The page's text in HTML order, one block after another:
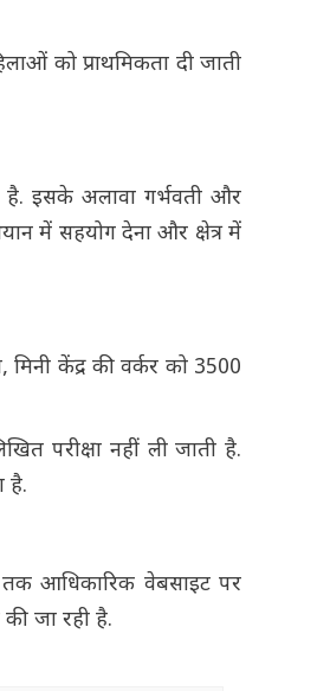
को प्राथमिकता दी जाती
है. इसके अलावा गर्भवती और
में सहयोग देना और क्षेत्र में
केंद्र की वर्कर को 3500
परीक्षा नहीं ली जाती है.
है.
तक आधिकारिक वेबसाइट पर
जा रही है.